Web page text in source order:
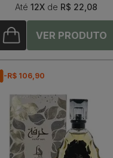
Até 12X de R$ 22,08
-R$ 106,90